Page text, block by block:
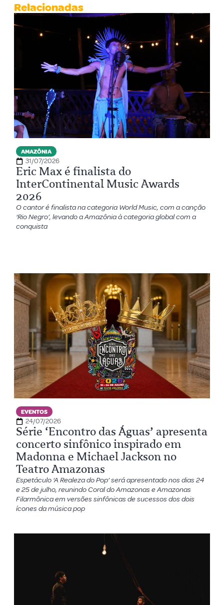
Relacionadas
AMAZÔNIA
31/07/2026
Eric Max é finalista do
InterContinental Music Awards
2026
O cantor é finalista na categoria World Music, com a canção
‘Rio Negro’, levando a Amazônia à categoria global com a
conquista
EVENTOS
24/07/2026
Série ‘Encontro das Águas’ apresenta
concerto sinfônico inspirado em
Madonna e Michael Jackson no
Teatro Amazonas
Espetáculo ‘A Realeza do Pop’ será apresentado nos dias 24
e 25 de julho, reunindo Coral do Amazonas e Amazonas
Filarmônica em versões sinfônicas de sucessos dos dois
ícones da música pop